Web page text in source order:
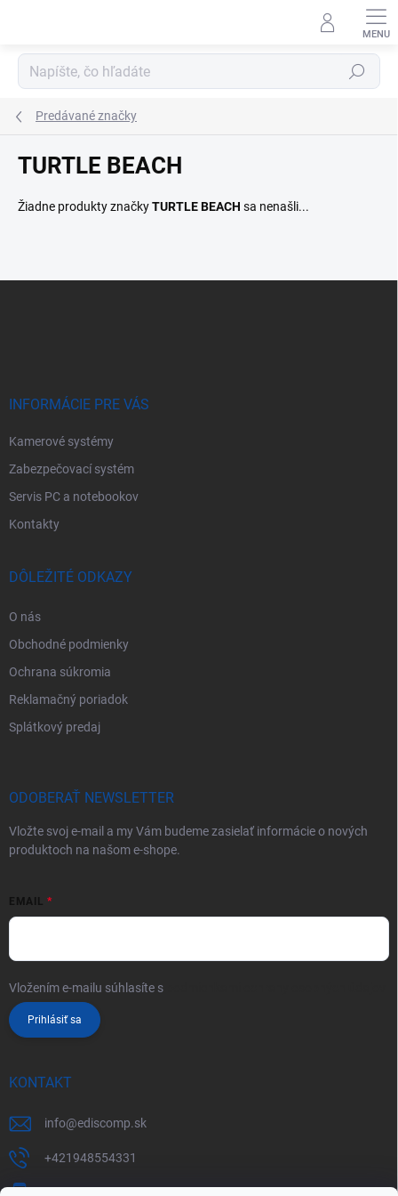
Hľadať
Predávané značky
TURTLE BEACH
Žiadne produkty značkyTURTLE BEACH sa nenašli...
INFORMÁCIE PRE VÁS
Kamerové systémy
Zabezpečovací systém
Servis PC a notebookov
Kontakty
DÔLEŽITÉ ODKAZY
O nás
Obchodné podmienky
Ochrana súkromia
Reklamačný poriadok
Splátkový predaj
ODOBERAŤ NEWSLETTER
Vložte svoj e-mail a my Vám budeme zasielať informácie o nových
produktoch na našom e-shope.
EMAIL
Vložením e-mailu súhlasíte s
Prihlásiť sa
KONTAKT
info@ediscomp.sk
+421948554331